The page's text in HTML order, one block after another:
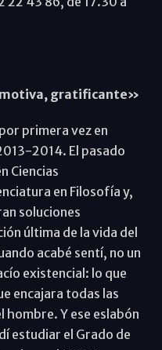
gratificante»
primera vez en
2014. El pasado
Ciencias
en Filosofía y,
soluciones
última de la vida del
acabé sentí, no un
existencial: lo que
encajara todas las
hombre. Y ese eslabón
estudiar el Grado de